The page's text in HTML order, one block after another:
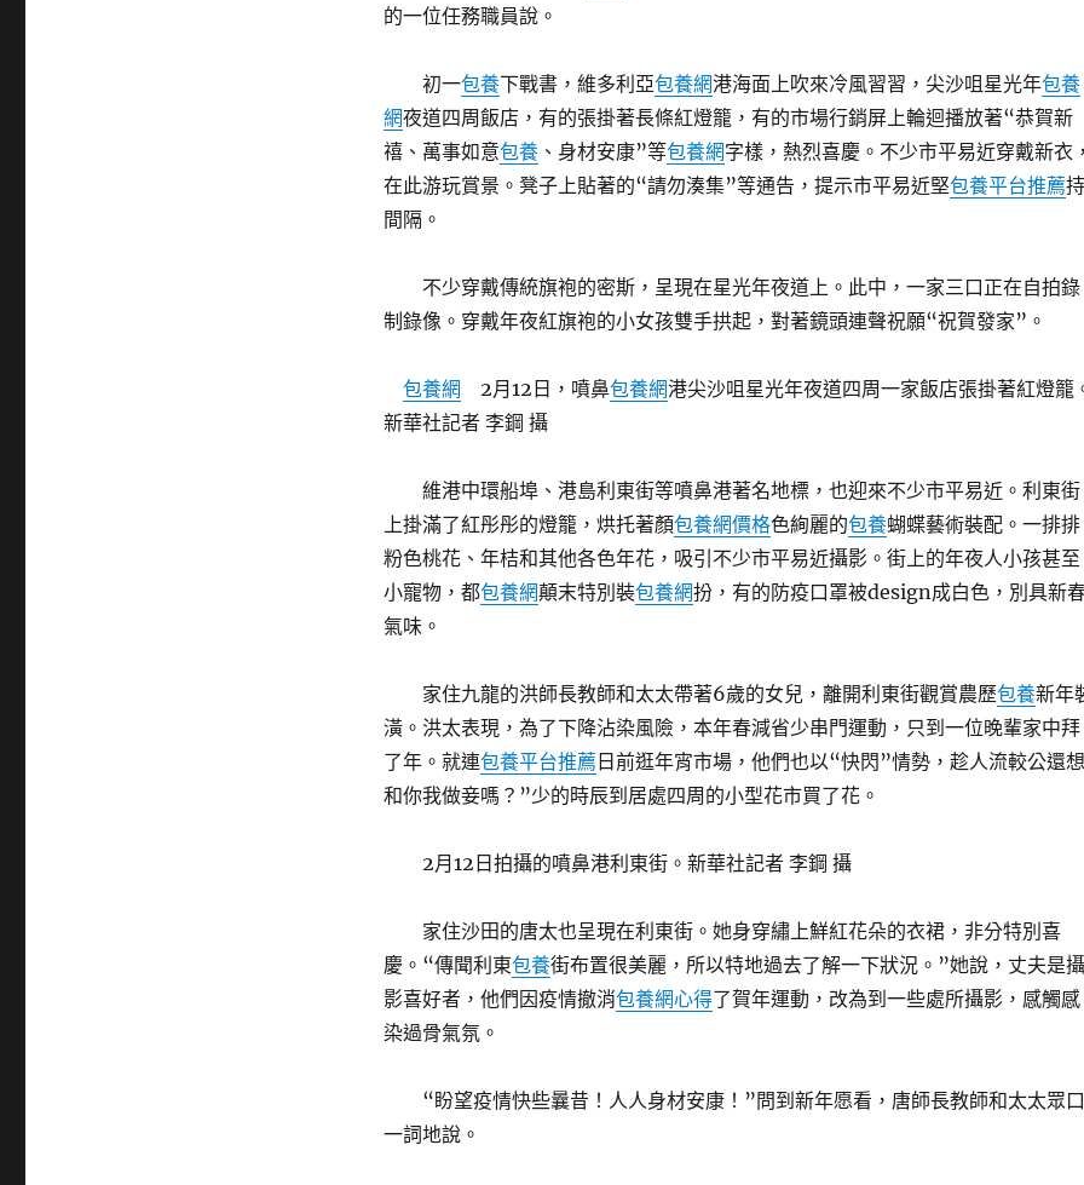
的一位任務職員說。
初一包養下戰書，維多利亞包養網港海面上吹來冷風習習，尖沙咀星光年包養
網夜道四周飯店，有的張掛著長條紅燈籠，有的市場行銷屏上輪迴播放著“恭賀新
禧、萬事如意包養、身材安康”等包養網字樣，熱烈喜慶。不少市平易近穿戴新衣，
在此游玩賞景。凳子上貼著的“請勿湊集”等通告，提示市平易近堅包養平台推薦持
間隔。
不少穿戴傳統旗袍的密斯，呈現在星光年夜道上。此中，一家三口正在自拍錄
制錄像。穿戴年夜紅旗袍的小女孩雙手拱起，對著鏡頭連聲祝願“祝賀發家”。
包養網 2月12日，噴鼻包養網港尖沙咀星光年夜道四周一家飯店張掛著紅燈籠
新華社記者 李鋼 攝
維港中環船埠、港島利東街等噴鼻港著名地標，也迎來不少市平易近。利東街
上掛滿了紅彤彤的燈籠，烘托著顏包養網價格色絢麗的包養蝴蝶藝術裝配。一排排
粉色桃花、年桔和其他各色年花，吸引不少市平易近攝影。街上的年夜人小孩甚至
小寵物，都包養網顛末特別裝包養網扮，有的防疫口罩被design成白色，別具新
氣味。
家住九龍的洪師長教師和太太帶著6歲的女兒，離開利東街觀賞農歷包養新年
潢。洪太表現，為了下降沾染風險，本年春減省少串門運動，只到一位晚輩家中拜
了年。就連包養平台推薦 日前逛年宵市場，他們也以“快閃”情勢，趁人流較公還想
和你我做妾嗎？”少的時辰到居處四周的小型花市買了花。
2月12日拍攝的噴鼻港利東街。新華社記者 李鋼 攝
家住沙田的唐太也呈現在利東街。她身穿繡上鮮紅花朵的衣裙，非分特別喜
慶。“傳聞利東包養街布置很美麗，所以特地過去了解一下狀況。”她說，丈夫是攝
影喜好者，他們因疫情撤消包養網心得了賀年運動，改為到一些處所攝影，感觸感
染過骨氣氛。
“盼望疫情快些曩昔！人人身材安康！”問到新年愿看，唐師長教師和太太眾口
一詞地說。